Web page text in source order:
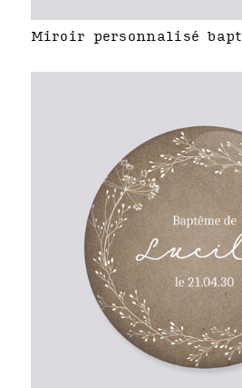
Miroir personnalisé